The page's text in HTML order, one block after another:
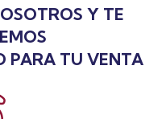
Y TE
PARA TU VENTA